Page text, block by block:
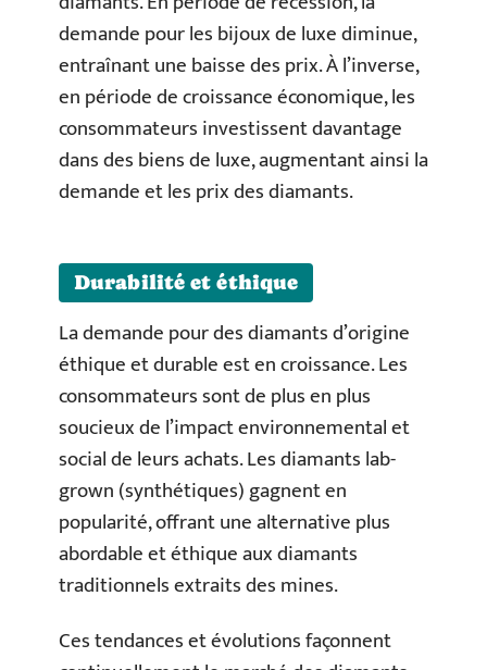
demande pour les bijoux de luxe diminue,
entraînant une baisse des prix. À l’inverse,
en période de croissance économique, les
consommateurs investissent davantage
dans des biens de luxe, augmentant ainsi la
demande et les prix des diamants.
Durabilité et éthique
La demande pour des diamants d’origine
éthique et durable est en croissance. Les
consommateurs sont de plus en plus
soucieux de l’impact environnemental et
social de leurs achats. Les diamants lab-
grown (synthétiques) gagnent en
popularité, offrant une alternative plus
abordable et éthique aux diamants
traditionnels extraits des mines.
Ces tendances et évolutions façonnent